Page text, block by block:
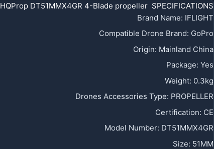
HQProp DT51MMX4GR 4-Blade propeller SPECIFICATIONS
Brand Name: IFLIGHT
Compatible Drone Brand: GoPro
Origin: Mainland China
Package: Yes
Weight: 0.3kg
Drones Accessories Type: PROPELLER
Certification: CE
Model Number: DT51MMX4GR
Size: 51MM